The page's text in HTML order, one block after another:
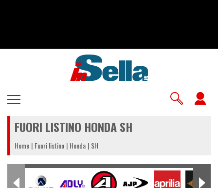
FUORI LISTINO HONDA SH
Home Fuori listino Honda SH